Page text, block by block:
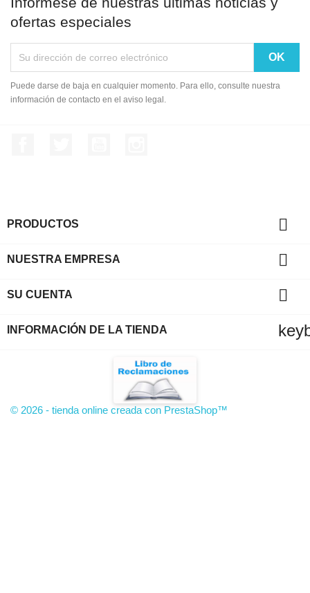
ofertas especiales
Puede darse de baja en cualquier momento. Para ello, consulte nuestra
información de contacto en el aviso legal.
PRODUCTOS 
NUESTRA EMPRESA 
SU CUENTA 
INFORMACIÓN DE LA TIENDA
© 2026 - tienda online creada con PrestaShop™